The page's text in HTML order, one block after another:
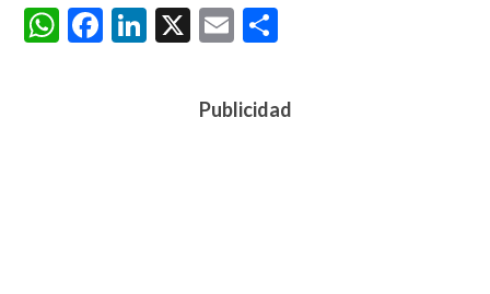
WhatsApp
Facebook
LinkedIn
X EmailCompartir
Publicidad